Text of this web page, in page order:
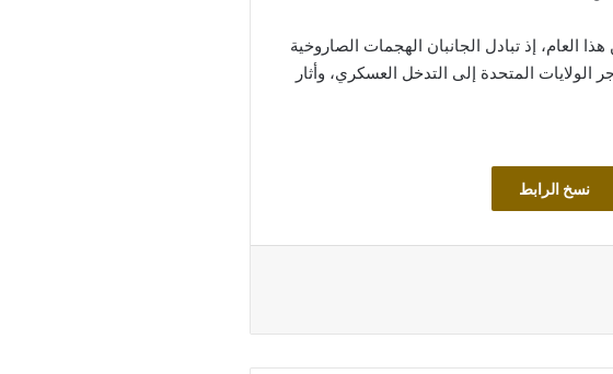
العام، إذ تبادل الجانبان الهجمات الصاروخية
المتحدة إلى التدخل العسكري، وأثار
نسخ الرابط